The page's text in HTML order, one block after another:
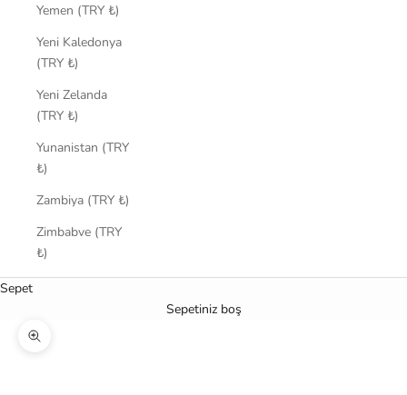
Yemen (TRY ₺)
Yeni Kaledonya
(TRY ₺)
Yeni Zelanda
(TRY ₺)
Yunanistan (TRY
₺)
Zambiya (TRY ₺)
Zimbabve (TRY
₺)
Sepet
Sepetiniz boş
Yakınlaştır